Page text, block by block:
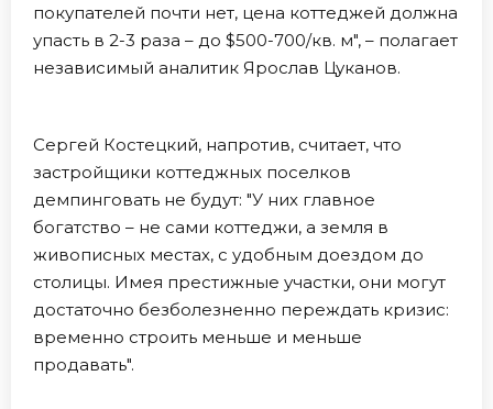
покупателей почти нет, цена коттеджей должна
упасть в 2-3 раза – до $500-700/кв. м", – полагает
независимый аналитик Ярослав Цуканов.
Сергей Костецкий, напротив, считает, что
застройщики коттеджных поселков
демпинговать не будут: "У них главное
богатство – не сами коттеджи, а земля в
живописных местах, с удобным доездом до
столицы. Имея престижные участки, они могут
достаточно безболезненно переждать кризис:
временно строить меньше и меньше
продавать".